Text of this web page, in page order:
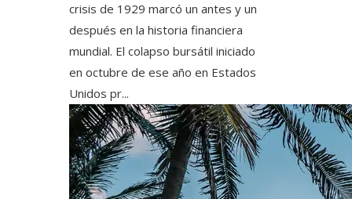
crisis de 1929 marcó un antes y un
después en la historia financiera
mundial. El colapso bursátil iniciado
en octubre de ese año en Estados
Unidos pr...